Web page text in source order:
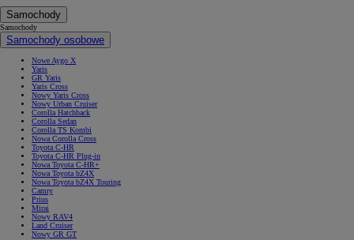
Samochody
Samochody
Samochody osobowe
Nowe Aygo X
Yaris
GR Yaris
Yaris Cross
Nowy Yaris Cross
Nowy Urban Cruiser
Corolla Hatchback
Corolla Sedan
Corolla TS Kombi
Nowa Corolla Cross
Toyota C-HR
Toyota C-HR Plug-in
Nowa Toyota C-HR+
Nowa Toyota bZ4X
Nowa Toyota bZ4X Touring
Camry
Prius
Mirai
Nowy RAV4
Land Cruiser
Nowy GR GT